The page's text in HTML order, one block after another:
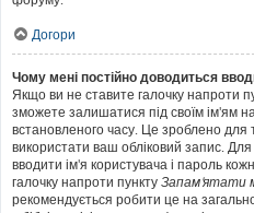
Догори
Чому мені постійно доводиться
Якщо ви не ставите галочку напроти
зможете залишатися під своїм ім'ям
встановленого часу. Це зроблено для
використати ваш обліковий запис.
вводити ім'я користувача і пароль
галочку напроти пункту Запам'ятати
рекомендується робити це на